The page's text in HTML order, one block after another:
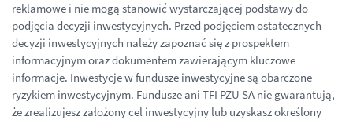
reklamowe i nie mogą stanowić wystarczającej podstawy do
podjęcia decyzji inwestycyjnych. Przed podjęciem ostatecznych
decyzji inwestycyjnych należy zapoznać się z prospektem
informacyjnym oraz dokumentem zawierającym kluczowe
informacje. Inwestycje w fundusze inwestycyjne są obarczone
ryzykiem inwestycyjnym. Fundusze ani TFI PZU SA nie gwarantują,
że zrealizujesz założony cel inwestycyjny lub uzyskasz określony